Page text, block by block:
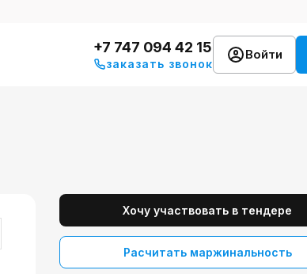
+7 747 094 42 15
заказать звонок
Войти
Хочу участвовать в тендере
Расчитать маржинальность